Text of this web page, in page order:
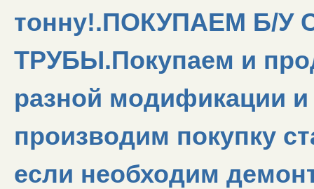
тонну!.ПОКУПАЕМ Б/У
ТРУБЫ.Покупаем и
разной модификации
производим покупку
если необходим